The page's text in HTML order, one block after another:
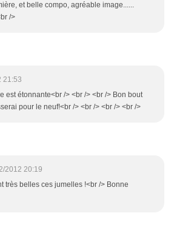
et belle compo, agréable image......
/>
21:53
est étonnante<br /> <br /> <br /> Bon bout
pour le neuf!<br /> <br /> <br /> <br />
2012 20:19
très belles ces jumelles !<br /> Bonne